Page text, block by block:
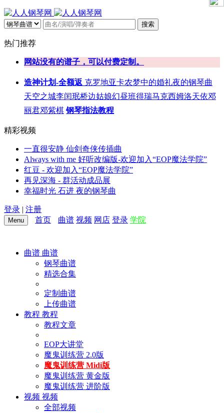
搜索
热门推荐
网站没有的谱子，可以付费定制。
造神计划-全额返 克罗地亚卡农梦中的婚礼夜的钢琴曲
天空之城李闰珉桥边姑娘幻昼班得瑞马克西姆洛天依邓
丽君邓紫棋 钢琴指法教程
精彩视频
一直很安静 仙剑奇侠传插曲
Always with me 好听改编版-欢迎加入“EOP魔法学院”
红豆 - 欢迎加入“EOP魔法学院”
再见深海 - 群活动成品展
幸福时光 石进 夜的钢琴曲
登录 | 注册
Menu 首页 曲谱 视频 网店 登录 学院
曲谱 曲谱
钢琴曲谱
精选合集
定制曲谱
上传曲谱
教程 教程
教程文章
EOP大讲堂
魔鬼训练营 2.0版
魔鬼训练营 Midi版
魔鬼训练营 黄金版
魔鬼训练营 进阶版
视频 视频
全部视频